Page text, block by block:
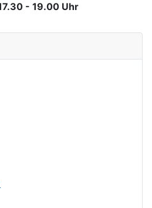
- 19.00 Uhr